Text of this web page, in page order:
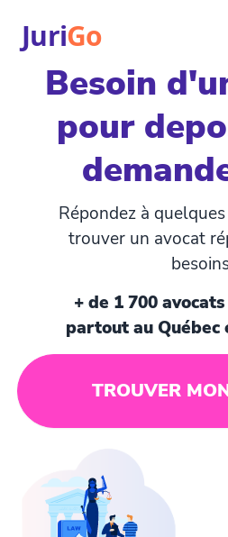
JuriGo
Consultation
Articles juridiques
Pour avocats
Trouver un
Besoin
pour
Répondez à
trouver un avocat
+ de 1 700
partout au Québec
TROUVER